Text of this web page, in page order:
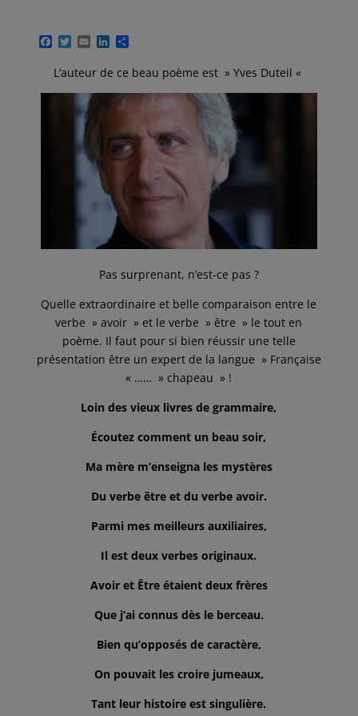
F
c
e
b
T
i
t
t
e
r
E
a
i
l
L
n
k
e
d
P
r
t
a
r
L’auteur de ce beau poème est » Yves Duteil «
Pas surprenant, n’est-ce pas ?
Quelle extraordinaire et belle comparaison entre le
verbe » avoir » et le verbe » être » le tout en
poème. Il faut pour si bien réussir une telle
présentation être un expert de la langue » Française
« …… » chapeau » !
Loin des vieux livres de grammaire,
Écoutez comment un beau soir,
Ma mère m’enseigna les mystères
Du verbe être et du verbe avoir.
Parmi mes meilleurs auxiliaires,
Il est deux verbes originaux.
Avoir et Être étaient deux frères
Que j’ai connus dès le berceau.
Bien qu’opposés de caractère,
On pouvait les croire jumeaux,
Tant leur histoire est singulière.